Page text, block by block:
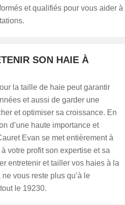
et qualifiés pour vous aider à
SON HAIE À
la taille de haie peut garantir
et aussi de garder une
et optimiser sa croissance. En
d’une haute importance et
Evan se met entièrement à
votre profit son expertise et sa
entretenir et tailler vos haies à la
vous reste plus qu’à le
le 19230.